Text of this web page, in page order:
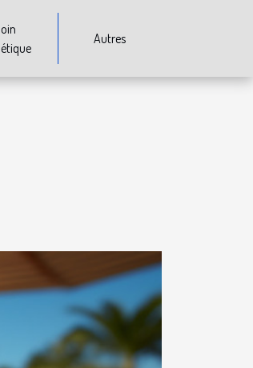
Autres